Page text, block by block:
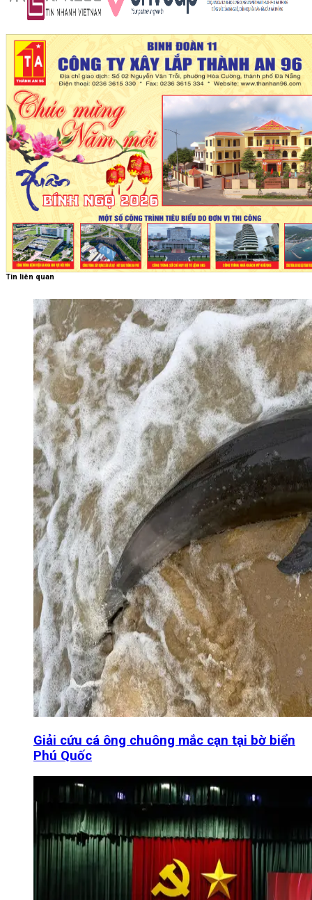
Tin liên quan
Giải cứu cá ông chuông mắc cạn tại bờ biển
Phú Quốc